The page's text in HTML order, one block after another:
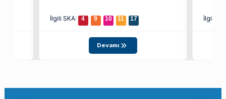
İlgili SKA: 4 9 10 11 17
Devamı
İlgili